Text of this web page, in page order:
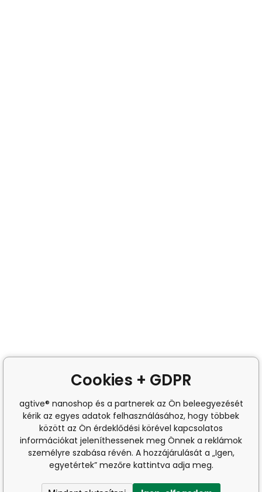
Cookies + GDPR
agtive® nanoshop és a partnerek az Ön beleegyezését
kérik az egyes adatok felhasználásához, hogy többek
között az Ön érdeklődési körével kapcsolatos
információkat jeleníthessenek meg Önnek a reklámok
személyre szabása révén. A hozzájárulását a „Igen,
egyetértek” mezőre kattintva adja meg.